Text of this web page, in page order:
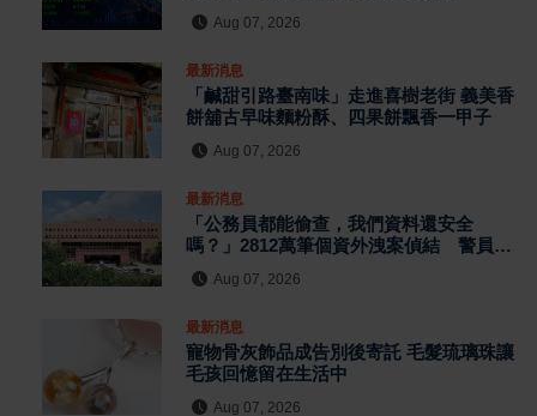
Aug 07, 2026
最新消息
「鹹甜引路臺南味」走進喜樹老街 義美香
餅舖古早味麵粉酥、四果餅飄香一甲子
Aug 07, 2026
最新消息
「公務員都能偷查，我們資料還安全
嗎？」2812萬筆個資外洩案偵結 警員查
個資、暗網交易與公務資訊漏洞曝光
Aug 07, 2026
最新消息
寵物骨灰飾品成告別後寄託 毛髮琉璃珠讓
毛孩回憶留在生活中
Aug 07, 2026